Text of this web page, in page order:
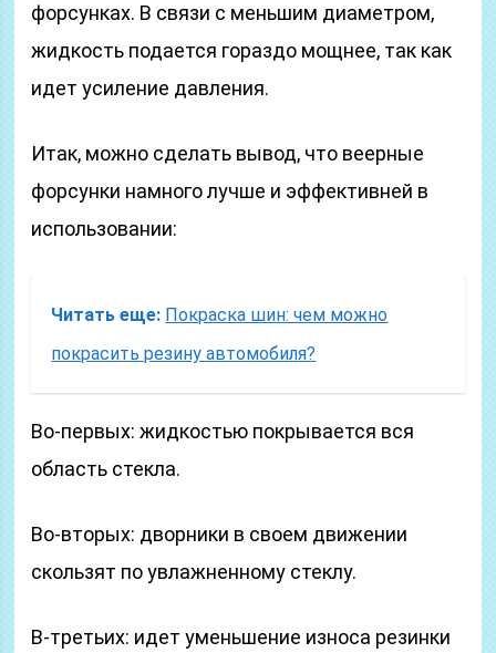
форсунках. В связи с меньшим диаметром,
жидкость подается гораздо мощнее, так как
идет усиление давления.
Итак, можно сделать вывод, что веерные
форсунки намного лучше и эффективней в
использовании:
Читать еще: Покраска шин: чем можно
покрасить резину автомобиля?
Во-первых: жидкостью покрывается вся
область стекла.
Во-вторых: дворники в своем движении
скользят по увлажненному стеклу.
В-третьих: идет уменьшение износа резинки